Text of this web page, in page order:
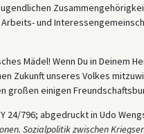
Arbeits- und
Mädel! Wenn Du in Deinem
Zukunft unseres Volkes
großen einigen
24/796; abgedruckt in Udo
Sozialpolitik zwischen